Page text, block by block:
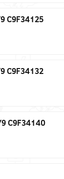
C9F34125
C9F34132
C9F34140